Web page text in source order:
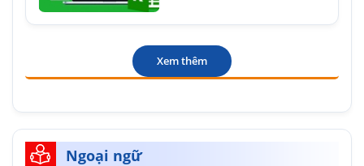
Xem thêm
Ngoại ngữ